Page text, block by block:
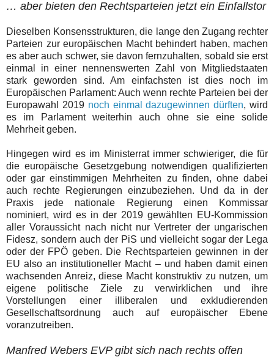
… aber bieten den Rechtsparteien jetzt ein Einfallstor
Dieselben Konsensstrukturen, die lange den Zugang rechter
Parteien zur europäischen Macht behindert haben, machen
es aber auch schwer, sie davon fernzuhalten, sobald sie erst
einmal in einer nennenswerten Zahl von Mitgliedstaaten
stark geworden sind. Am einfachsten ist dies noch im
Europäischen Parlament: Auch wenn rechte Parteien bei der
Europawahl 2019 noch einmal dazugewinnen dürften, wird
es im Parlament weiterhin auch ohne sie eine solide
Mehrheit geben.
Hingegen wird es im Ministerrat immer schwieriger, die für
die europäische Gesetzgebung notwendigen qualifizierten
oder gar einstimmigen Mehrheiten zu finden, ohne dabei
auch rechte Regierungen einzubeziehen. Und da in der
Praxis jede nationale Regierung einen Kommissar
nominiert, wird es in der 2019 gewählten EU-Kommission
aller Voraussicht nach nicht nur Vertreter der ungarischen
Fidesz, sondern auch der PiS und vielleicht sogar der Lega
oder der FPÖ geben. Die Rechtsparteien gewinnen in der
EU also an institutioneller Macht – und haben damit einen
wachsenden Anreiz, diese Macht konstruktiv zu nutzen, um
eigene politische Ziele zu verwirklichen und ihre
Vorstellungen einer illiberalen und exkludierenden
Gesellschaftsordnung auch auf europäischer Ebene
voranzutreiben.
Manfred Webers EVP gibt sich nach rechts offen